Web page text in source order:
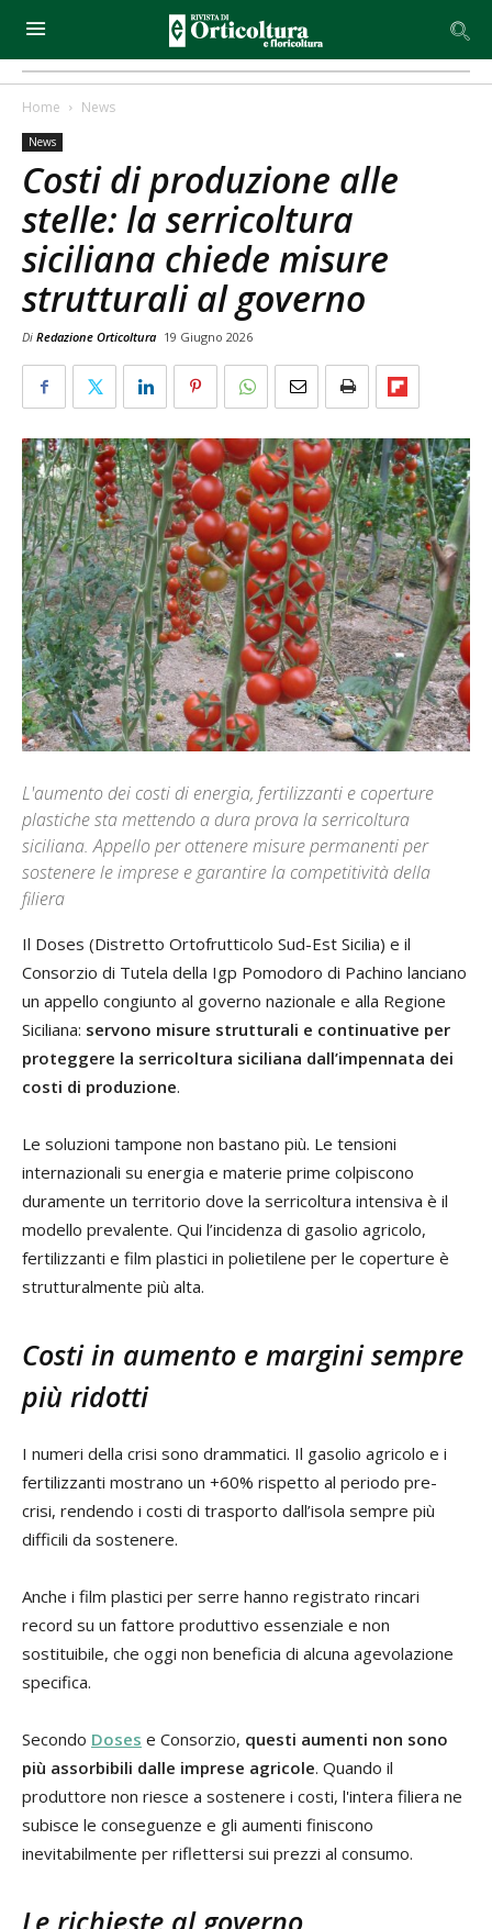
Home News
News
Costi di produzione alle
stelle: la serricoltura
siciliana chiede misure
strutturali al governo
Di Redazione Orticoltura 19 Giugno 2026
L'aumento dei costi di energia, fertilizzanti e coperture
plastiche sta mettendo a dura prova la serricoltura
siciliana. Appello per ottenere misure permanenti per
sostenere le imprese e garantire la competitività della
filiera
Il Doses (Distretto Ortofrutticolo Sud-Est Sicilia) e il
Consorzio di Tutela della Igp Pomodoro di Pachino lanciano
un appello congiunto al governo nazionale e alla Regione
Siciliana: servono misure strutturali e continuative per
proteggere la serricoltura siciliana dall’impennata dei
costi di produzione.
Le soluzioni tampone non bastano più. Le tensioni
internazionali su energia e materie prime colpiscono
duramente un territorio dove la serricoltura intensiva è il
modello prevalente. Qui l’incidenza di gasolio agricolo,
fertilizzanti e film plastici in polietilene per le coperture è
strutturalmente più alta.
Costi in aumento e margini sempre
più ridotti
I numeri della crisi sono drammatici. Il gasolio agricolo e i
fertilizzanti mostrano un +60% rispetto al periodo pre-
crisi, rendendo i costi di trasporto dall’isola sempre più
difficili da sostenere.
Anche i film plastici per serre hanno registrato rincari
record su un fattore produttivo essenziale e non
sostituibile, che oggi non beneficia di alcuna agevolazione
specifica.
Secondo Doses e Consorzio, questi aumenti non sono
più assorbibili dalle imprese agricole. Quando il
produttore non riesce a sostenere i costi, l'intera filiera ne
subisce le conseguenze e gli aumenti finiscono
inevitabilmente per riflettersi sui prezzi al consumo.
Le richieste al governo